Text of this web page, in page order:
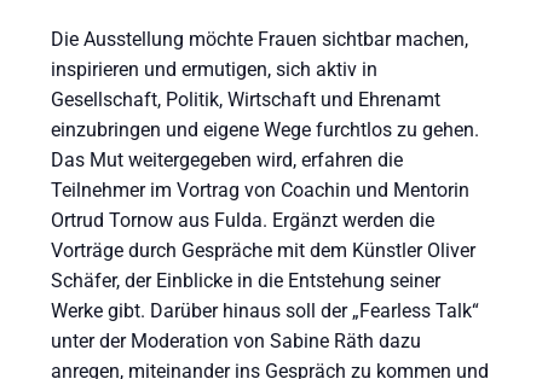
Die Ausstellung möchte Frauen sichtbar machen,
inspirieren und ermutigen, sich aktiv in
Gesellschaft, Politik, Wirtschaft und Ehrenamt
einzubringen und eigene Wege furchtlos zu gehen.
Das Mut weitergegeben wird, erfahren die
Teilnehmer im Vortrag von Coachin und Mentorin
Ortrud Tornow aus Fulda. Ergänzt werden die
Vorträge durch Gespräche mit dem Künstler Oliver
Schäfer, der Einblicke in die Entstehung seiner
Werke gibt. Darüber hinaus soll der „Fearless Talk“
unter der Moderation von Sabine Räth dazu
anregen, miteinander ins Gespräch zu kommen und